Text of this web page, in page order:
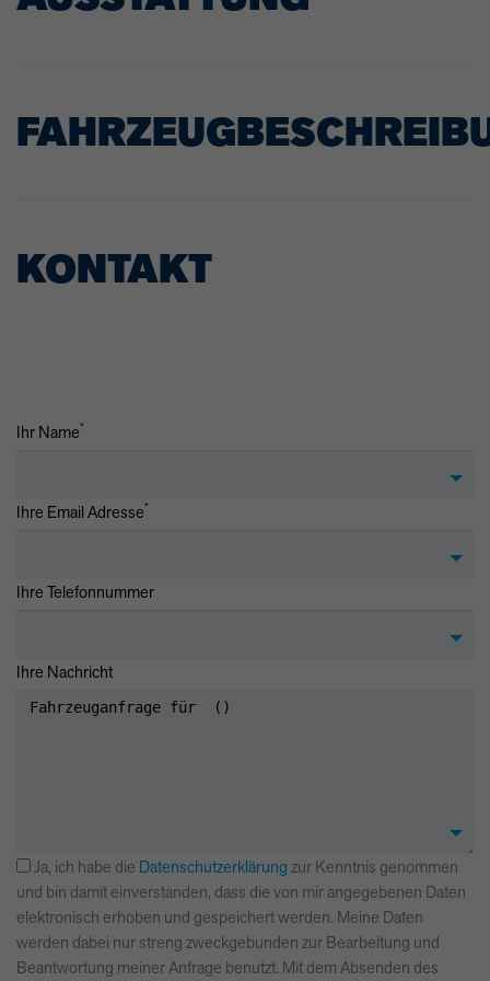
KONTAKT
Ihr Name*
Ihre Email Adresse*
Ihre Telefonnummer
Ihre Nachricht
Ja, ich habe die Datenschutzerklärung zur Kenntnis genommen
und bin damit einverstanden, dass die von mir angegebenen Daten
elektronisch erhoben und gespeichert werden. Meine Daten
werden dabei nur streng zweckgebunden zur Bearbeitung und
Beantwortung meiner Anfrage benutzt. Mit dem Absenden des